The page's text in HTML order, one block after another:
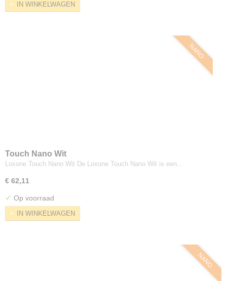
IN WINKELWAGEN
NANO
Touch Nano Wit
Loxone Touch Nano Wit De Loxone Touch Nano Wit is een…
€ 62,11
✓ Op voorraad
IN WINKELWAGEN
NANO